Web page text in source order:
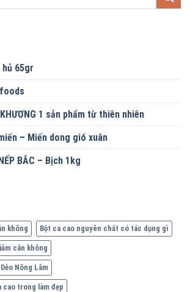
hủ 65gr
1 sản phẩm từ thiên nhiên
– Miến dong gió xuân
BẮC – Bịch 1kg
không Bột ca cao nguyên chất có tác dụng gì
cân không
Nông Lâm
cao trong làm đẹp